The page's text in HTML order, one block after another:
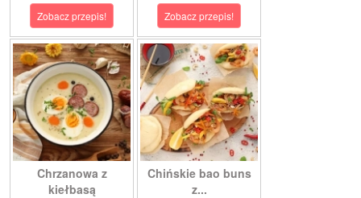
Zobacz przepis! Zobacz przepis!
Chrzanowa z
kiełbasą
Chińskie bao buns
z...